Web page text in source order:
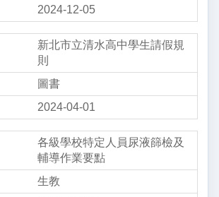
2024-12-05
新北市立清水高中學生請假規
則
圖書
2024-04-01
各級學校特定人員尿液篩檢及
輔導作業要點
生教